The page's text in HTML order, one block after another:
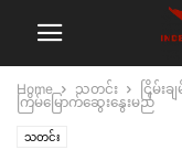
Home သတင်း
ငြိမ်း
ကြိမ်မြောက်ဆွေးနွေးမည်
သတင်း